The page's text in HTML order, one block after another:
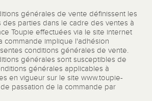
générales de vente définissent les
des parties dans le cadre des ventes à
Toupie effectuées via le site internet
commande implique l'adhésion
conditions générales de vente.
générales sont susceptibles de
générales applicables à
en vigueur sur le site www.toupie-
passation de la commande par